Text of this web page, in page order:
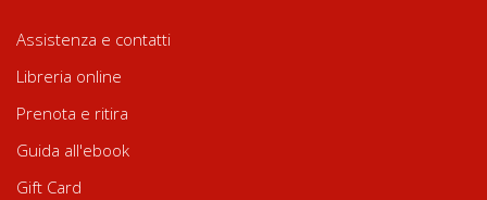
Assistenza e contatti
Libreria online
Prenota e ritira
Guida all'ebook
Gift Card